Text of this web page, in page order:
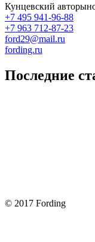
Кунцевский
+7 495 941-96-88
+7 963 712-87-23
ford29@mail.ru
fording.ru
Последние
© 2017 Fording